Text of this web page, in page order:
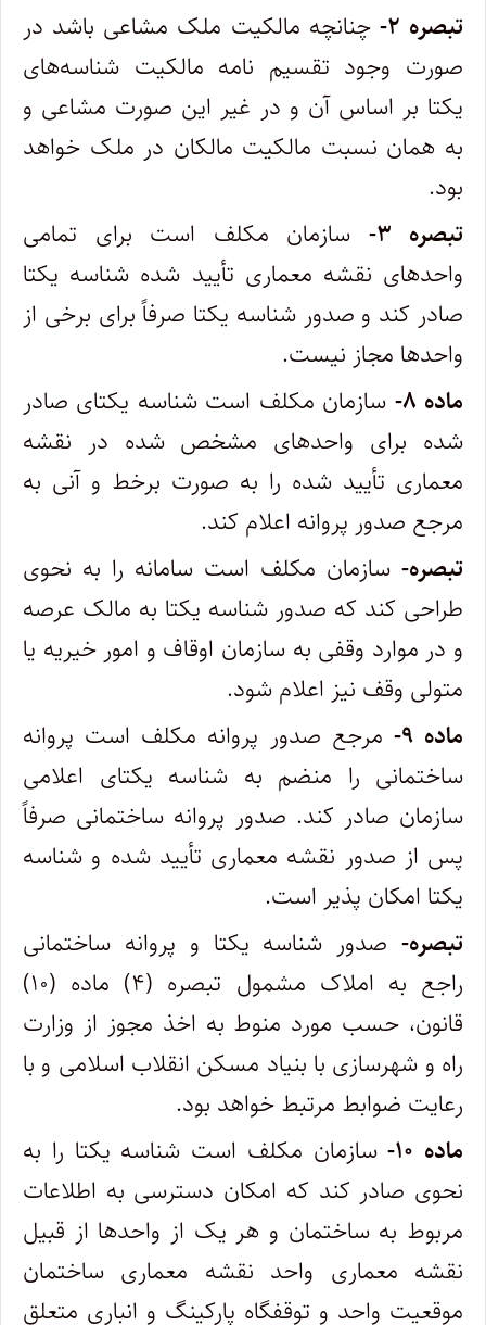
تبصره ۲-
چنانچه مالکیت ملک مشاعی باشد در
صورت وجود تقسیم نامه مالکیت شناسه‌های
یکتا بر اساس آن و در غیر این صورت مشاعی و
به همان نسبت مالکیت مالکان در ملک خواهد
بود.
تبصره ۳-
سازمان مکلف است برای تمامی
واحدهای نقشه معماری تأیید شده شناسه یکتا
صادر کند و صدور شناسه یکتا صرفاً برای برخی از
واحدها مجاز نیست.
ماده ۸-
سازمان مکلف است شناسه یکتای صادر
شده برای واحدهای مشخص شده در نقشه
معماری تأیید شده را به صورت برخط و آنی به
مرجع صدور پروانه اعلام کند.
تبصره- سازمان مکلف است سامانه را به نحوی
طراحی کند که صدور شناسه یکتا به مالک عرصه
و در موارد وقفی به سازمان اوقاف و امور خیریه یا
متولی وقف نیز اعلام شود.
ماده ۹-
مرجع صدور پروانه مکلف است پروانه
ساختمانی را منضم به شناسه یکتای اعلامی
سازمان صادر کند. صدور پروانه ساختمانی صرفاً
پس از صدور نقشه معماری تأیید شده و شناسه
یکتا امکان پذیر است.
تبصره- صدور شناسه یکتا و پروانه ساختمانی
راجع به املاک مشمول تبصره (۴) ماده (۱۰)
قانون، حسب مورد منوط به اخذ مجوز از وزارت
راه و شهرسازی با بنیاد مسکن انقلاب اسلامی و با
رعایت ضوابط مرتبط خواهد بود.
ماده ۱۰-
سازمان مکلف است شناسه یکتا را به
نحوی صادر کند که امکان دسترسی به اطلاعات
مربوط به ساختمان و هر یک از واحدها از قبیل
نقشه معماری واحد نقشه معماری ساختمان
موقعیت واحد و توقفگاه پارکینگ و انباری متعلق